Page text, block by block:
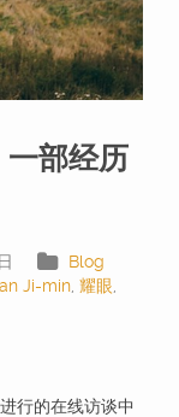
部经历
Blog
Ji-min 耀眼
行的在线访谈中